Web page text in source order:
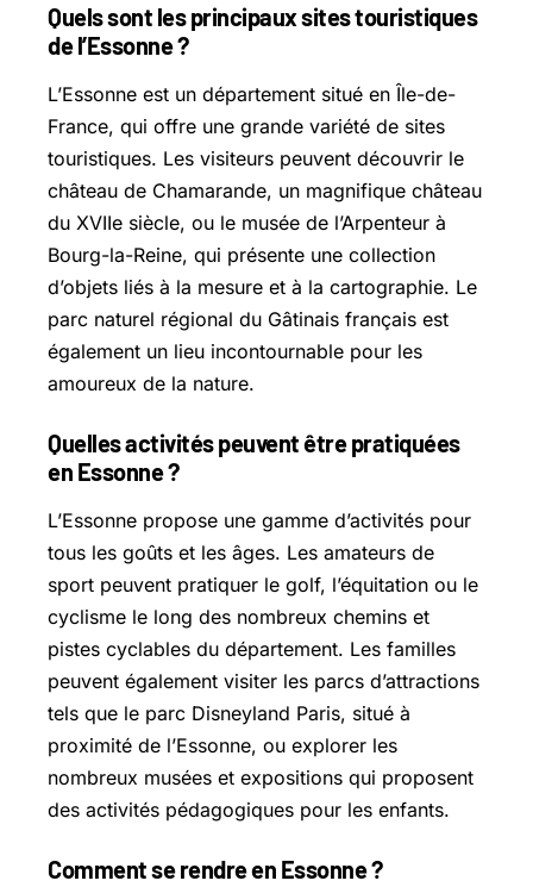
Quels sont les principaux sites touristiques
de l’Essonne ?
L’Essonne est un département situé en Île-de-
France, qui offre une grande variété de sites
touristiques. Les visiteurs peuvent découvrir le
château de Chamarande, un magnifique château
du XVIIe siècle, ou le musée de l’Arpenteur à
Bourg-la-Reine, qui présente une collection
d’objets liés à la mesure et à la cartographie. Le
parc naturel régional du Gâtinais français est
également un lieu incontournable pour les
amoureux de la nature.
Quelles activités peuvent être pratiquées
en Essonne ?
L’Essonne propose une gamme d’activités pour
tous les goûts et les âges. Les amateurs de
sport peuvent pratiquer le golf, l’équitation ou le
cyclisme le long des nombreux chemins et
pistes cyclables du département. Les familles
peuvent également visiter les parcs d’attractions
tels que le parc Disneyland Paris, situé à
proximité de l’Essonne, ou explorer les
nombreux musées et expositions qui proposent
des activités pédagogiques pour les enfants.
Comment se rendre en Essonne ?